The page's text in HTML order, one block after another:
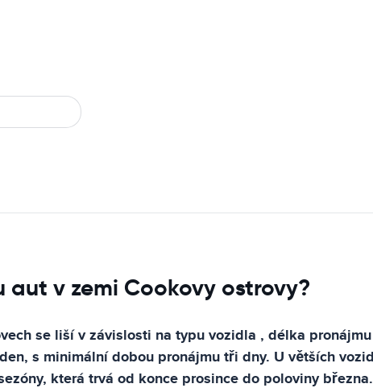
v zemi Cookovy ostrovy?
se liší v závislosti na typu vozidla , délka
s minimální dobou pronájmu tři dny. U větších
která trvá od konce prosince do poloviny března.